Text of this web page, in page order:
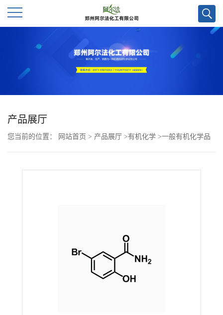
公
产品展厅
您当前的位置： 网站首页 > 产品展厅 >有机化学 >一般有机化学品